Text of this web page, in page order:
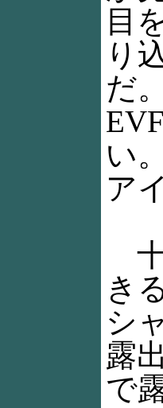
目
り
だ
い
ア
十
き
シ
露
で